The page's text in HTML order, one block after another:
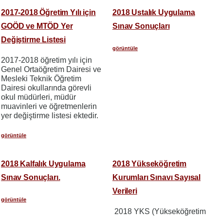
2017-2018 Öğretim Yılı için
GOÖD ve MTÖD Yer
Değiştirme Listesi
2017-2018 öğretim yılı için
Genel Ortaöğretim Dairesi ve
Mesleki Teknik Öğretim
Dairesi okullarında görevli
okul müdürleri, müdür
muavinleri ve öğretmenlerin
yer değiştirme listesi ektedir.
görüntüle
2018 Ustalık Uygulama
Sınav Sonuçları
görüntüle
2018 Kalfalık Uygulama
Sınav Sonuçları.
görüntüle
2018 Yükseköğretim
Kurumları Sınavı Sayısal
Verileri
2018 YKS (Yükseköğretim